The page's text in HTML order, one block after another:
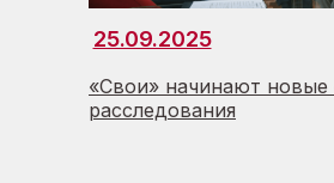
25.09.2025
«Свои» начинают новые
расследования